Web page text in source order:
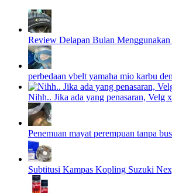
Review Delapan Bulan
perbedaan vbelt yamaha mio karbu
Nihh.. Jika ada yang penasaran, Velg
Penemuan mayat perempuan tanpa
Subtitusi Kampas Kopling Suzuki